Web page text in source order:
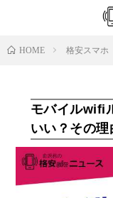
HOME 格安スマホ
モバイルwifi
いい？その理